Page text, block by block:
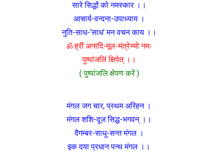
सारे सिद्धों को नमस्कार ।।
आचार्य-वन्दना-उपाध्याय ।
नुति-साध-‘साध’ मन वचन काय ।।
ॐ ह्रीं अनादि-मूल-मंत्रेभ्यो नमः
पुष्पांजलिं क्षिपेत् ।।
( पुष्पांजलि क्षेपण करें )
मंगल जग चार, प्रथम अरिहन ।
मंगल शशि-दूज सिद्ध-भगवन् ।।
दैगम्बर-साधु-सन्त मंगल ।
इक दया प्रधान पन्थ मंगल ।।